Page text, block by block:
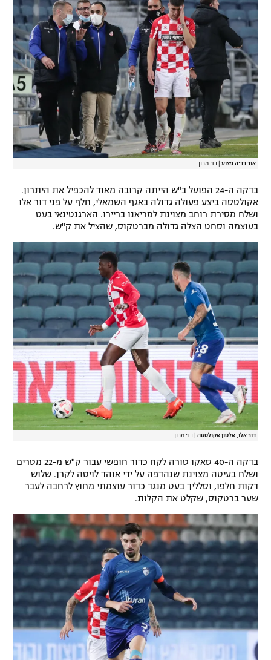
אור דדיה פצוע דני מרון
בדקה ה-24 הפועל ב"ש הייתה קרובה מאוד להכפיל את היתרון.
אקולטסה ביצע פעולה גדולה באגף השמאלי, חלף על פני דור אלו
ושלח מסירת רוחב מצוינת למריאנו בריירו. הארגנטינאי בעט
בעוצמה וסחט הצלה גדולה מברטקוס, שהציל את ק"ש.
דור אלו, אלטון אקולטסה דני מרון
בדקה ה-40 סאקו טורה לקח כדור חופשי עבור ק"ש מ-22 מטרים
ושלח בעיטה מצוינת שנהדפה על ידי אוהד לויטה לקרן. שלוש
דקות חלפו, וסלליך בעט מנגד כדור עוצמתי מחוץ לרחבה לעבר
שער ברטקוס, שקלט את הקלות.